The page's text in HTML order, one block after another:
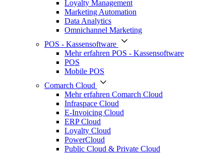
Loyalty Management
Marketing Automation
Data Analytics
Omnichannel Marketing
POS - Kassensoftware
Mehr erfahren POS - Kassensoftware
POS
Mobile POS
Comarch Cloud
Mehr erfahren Comarch Cloud
Infraspace Cloud
E-Invoicing Cloud
ERP Cloud
Loyalty Cloud
PowerCloud
Public Cloud & Private Cloud